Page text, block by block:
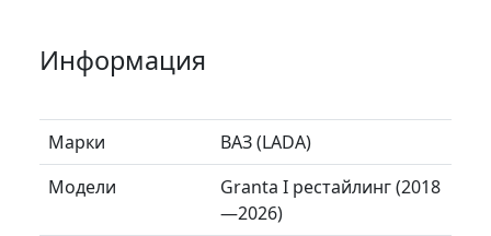
Информация
Марки
ВАЗ (LADA)
Модели
Granta I рестайлинг (2018
—2026)